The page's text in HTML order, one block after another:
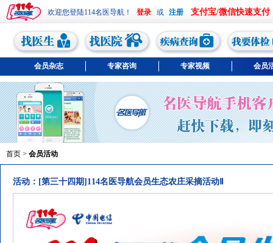
欢迎您登陆114名医导航！ 或 支付宝/微信快速支付
会员杂志 专家咨询 专家视频 会员
首页 > 会员活动
活动：[第三十四期]114名医导航会员生态农庄采摘活动Ⅱ